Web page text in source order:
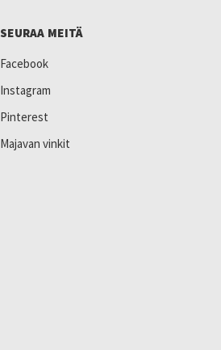
SEURAA MEITÄ
Facebook
Instagram
Pinterest
Majavan vinkit